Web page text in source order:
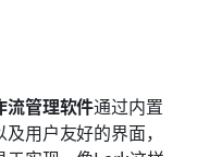
流管理软件通过内置
用户友好的界面，